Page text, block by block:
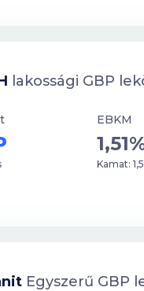
lakossági GBP
EBKM
Kamat:
Egyszerű GBP